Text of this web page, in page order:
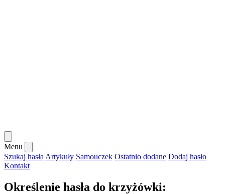
Menu
Szukaj hasła Artykuły Samouczek Ostatnio dodane Dodaj hasło
Kontakt
Określenie hasła do krzyżówki: